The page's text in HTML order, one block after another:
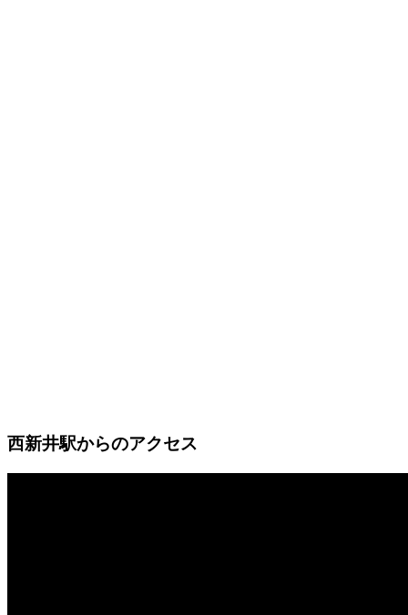
西新井駅からのアクセス